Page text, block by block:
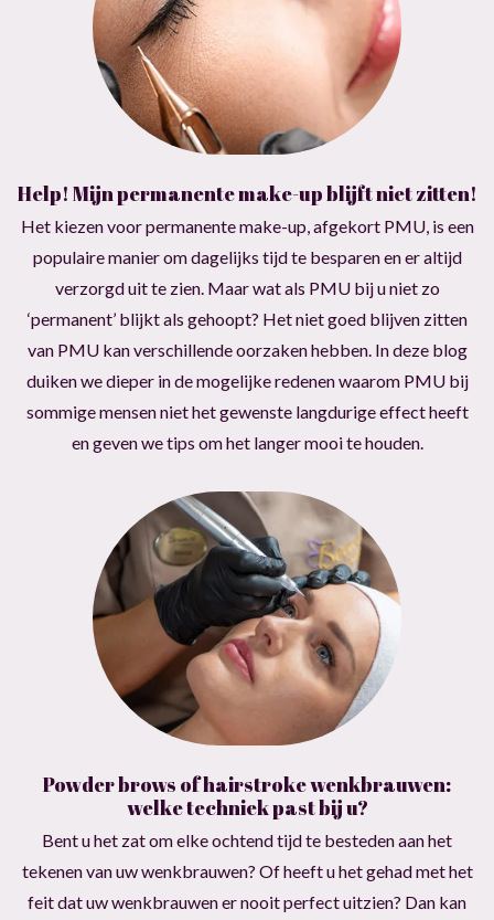
Help! Mijn permanente make-up blijft niet zitten!
Het kiezen voor permanente make-up, afgekort PMU, is een
populaire manier om dagelijks tijd te besparen en er altijd
verzorgd uit te zien. Maar wat als PMU bij u niet zo
‘permanent’ blijkt als gehoopt? Het niet goed blijven zitten
van PMU kan verschillende oorzaken hebben. In deze blog
duiken we dieper in de mogelijke redenen waarom PMU bij
sommige mensen niet het gewenste langdurige effect heeft
en geven we tips om het langer mooi te houden.
Powder brows of hairstroke wenkbrauwen:
welke techniek past bij u?
Bent u het zat om elke ochtend tijd te besteden aan het
tekenen van uw wenkbrauwen? Of heeft u het gehad met het
feit dat uw wenkbrauwen er nooit perfect uitzien? Dan kan